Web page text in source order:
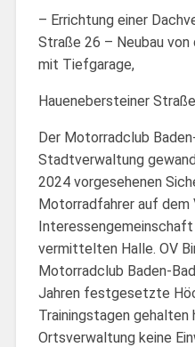
– Errichtung einer
Straße 26 – Neubau von
mit Tiefgarage,
Hauenebersteiner
Der Motorradclub
Stadtverwaltung
2024 vorgesehenen
Motorradfahrer auf dem
Interessengemeinschaft
vermittelten Halle. OV
Motorradclub Baden-
Jahren festgesetzte
Trainingstagen gehalten
Ortsverwaltung keine